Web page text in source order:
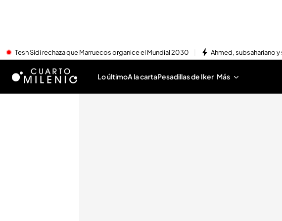
Tesh Sidi rechaza que Marruecos organice el Mundial 2030 Ahmed, subsahariano
Lo últimoA la cartaPesadillas de Iker Más